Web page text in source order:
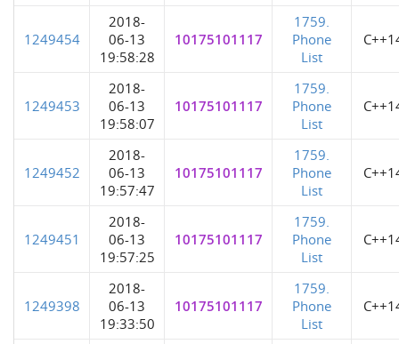
1249454
2018-
06-13
19:58:28
10175101117
1759.
Phone
List
1249453
2018-
06-13
19:58:07
10175101117
1759.
Phone
List
1249452
2018-
06-13
19:57:47
10175101117
1759.
Phone
List
1249451
2018-
06-13
19:57:25
10175101117
1759.
Phone
List
1249398
2018-
06-13
19:33:50
10175101117
1759.
Phone
List